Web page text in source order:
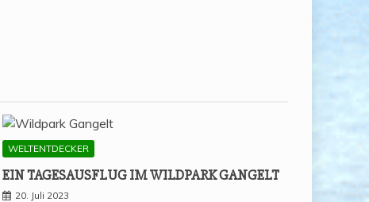
WELTENTDECKER
EIN TAGES­AUS­FLUG IM WILD­PARK GANGELT
20. Juli 2023